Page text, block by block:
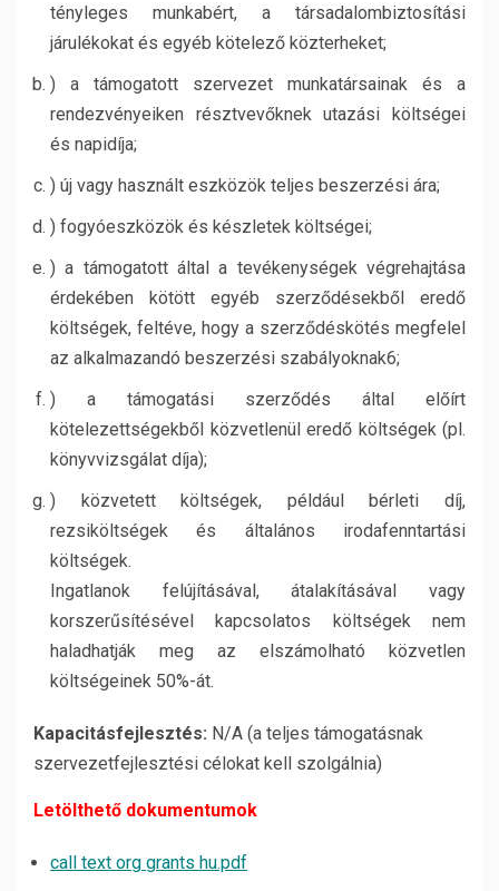
tényleges munkabért, a társadalombiztosítási
járulékokat és egyéb kötelező közterheket;
) a támogatott szervezet munkatársainak és a
rendezvényeiken résztvevőknek utazási költségei
és napidíja;
) új vagy használt eszközök teljes beszerzési ára;
) fogyóeszközök és készletek költségei;
) a támogatott által a tevékenységek végrehajtása
érdekében kötött egyéb szerződésekből eredő
költségek, feltéve, hogy a szerződéskötés megfelel
az alkalmazandó beszerzési szabályoknak6;
) a támogatási szerződés által előírt
kötelezettségekből közvetlenül eredő költségek (pl.
könyvvizsgálat díja);
) közvetett költségek, például bérleti díj,
rezsiköltségek és általános irodafenntartási
költségek.
Ingatlanok felújításával, átalakításával vagy
korszerűsítésével kapcsolatos költségek nem
haladhatják meg az elszámolható közvetlen
költségeinek 50%-át.
Kapacitásfejlesztés: N/A (a teljes támogatásnak
szervezetfejlesztési célokat kell szolgálnia)
Letölthető dokumentumok
call text org grants hu.pdf